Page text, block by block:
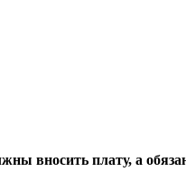
вносить плату, а